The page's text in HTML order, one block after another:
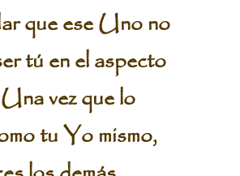
que ese Uno no
tú en el aspecto
vez que lo
tu Yo mismo,